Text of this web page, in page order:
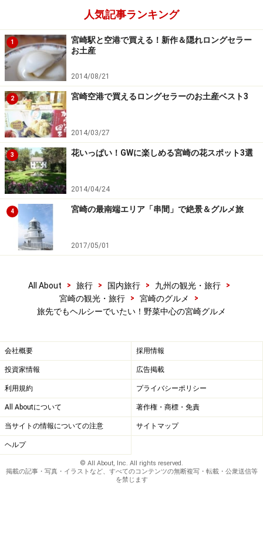
人気記事ランキング
1
宮崎駅と空港で買える！新作＆隠れロングセラー
お土産
2014/08/21
2 宮崎空港で買えるロングセラーのお土産ベスト3
2014/03/27
3 花いっぱい！GWに楽しめる宮崎の花スポット3選
2014/04/24
4 宮崎の最南端エリア「串間」で絶景＆グルメ旅
2017/05/01
All About > 旅行 > 国内旅行 > 九州の観光・旅行
>
宮崎の観光・旅行
> 宮崎のグルメ
>
旅先でもヘルシーでいたい！野菜中心の宮崎グルメ
会社概要 採用情報
投資家情報 広告掲載
利用規約 プライバシーポリシー
All Aboutについて 著作権・商標・免責
当サイトの情報についての注意 サイトマップ
ヘルプ
© All About, Inc. All rights reserved.
掲載の記事・写真・イラストなど、すべてのコンテンツの無断複写・転載・公衆送信等
を禁じます